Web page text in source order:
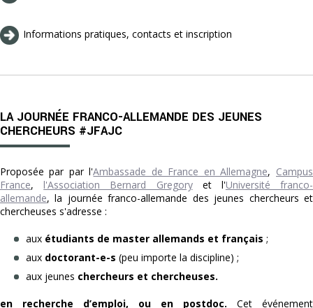
Informations pratiques, contacts et inscription
LA JOURNÉE FRANCO-ALLEMANDE DES JEUNES
CHERCHEURS #JFAJC
Proposée par par l'Ambassade de France en Allemagne, Campus
France, l'Association Bernard Gregoryet l'Université franco-
allemande, la journée franco-allemande des jeunes chercheurs et
chercheuses s'adresse :
aux étudiants de master allemands et français ;
aux doctorant-e-s (peu importe la discipline) ;
aux jeunes chercheurs et chercheuses.
en recherche d’emploi, ou en postdoc. Cet événement